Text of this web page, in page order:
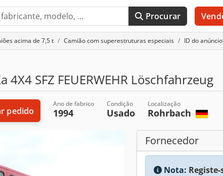
Procurar
acima de 7,5 t Camião com superestruturas especiais ID do
4X4 SFZ FEUERWEHR Löschfahrzeug
pedido
Ano de fabrico
1994
Condição
Usado
Localização
Rohrbach
Fornecedor
Nota: